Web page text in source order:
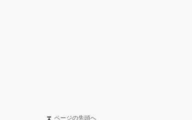
ページの先頭へ